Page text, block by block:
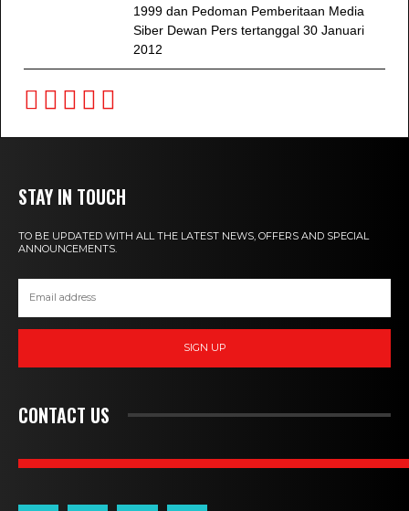
1999 dan Pedoman Pemberitaan Media
Siber Dewan Pers tertanggal 30 Januari
2012
STAY IN TOUCH
TO BE UPDATED WITH ALL THE LATEST NEWS, OFFERS AND SPECIAL
ANNOUNCEMENTS.
SIGN UP
CONTACT US